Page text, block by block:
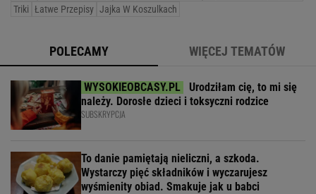
Triki Łatwe Przepisy Jajka W Koszulkach
POLECAMY WIĘCEJ TEMATÓW
Urodziłam cię, to mi się
należy. Dorosłe dzieci i toksyczni rodzice
SUBSKRYPCJA
To danie pamiętają nieliczni, a szkoda.
Wystarczy pięć składników i wyczarujesz
wyśmienity obiad. Smakuje jak u babci